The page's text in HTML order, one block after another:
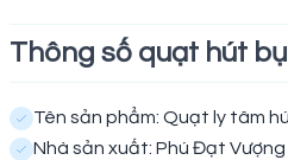
Thông số quạt hút
Tên sản phẩm: Quạt ly tâm
Nhà sản xuất: Phú Đạt Vượng